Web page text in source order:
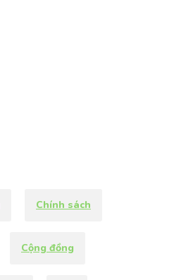
Chính sách
Cộng đồng